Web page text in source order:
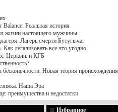
Balance. Реальная история
жизни настоящего мужчины
Лагерь смерти Бутугычаг
легализовать все что угодно
Церковь и КГБ
бесконечности. Новая теория происхождения
Наша Эра
преимущества и недостатки
Избранное